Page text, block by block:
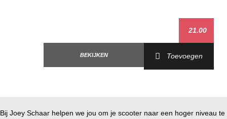
21.00
BEKIJKEN Toevoegen
Bij Joey Schaar helpen we jou om je scooter naar een hoger niveau te